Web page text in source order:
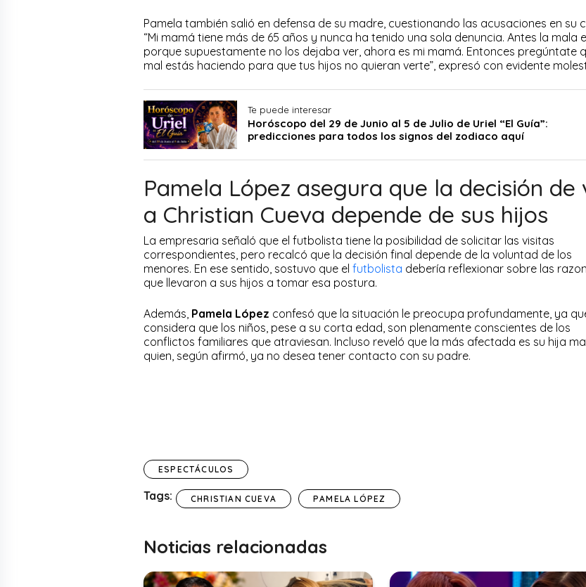
Pamela también salió en defensa de su madre, cuestionando las acusaciones en su
“Mi mamá tiene más de 65 años y nunca ha tenido una sola denuncia. Antes la mala
porque supuestamente no los dejaba ver, ahora es mi mamá. Entonces pregúntate
mal estás haciendo para que tus hijos no quieran verte”, expresó con evidente
Te puede interesar
Horóscopo del 29 de Junio al 5 de Julio de Uriel “El Guía”:
predicciones para todos los signos del zodiaco aquí
Pamela López asegura que la decisión de
a Christian Cueva depende de sus hijos
La empresaria señaló que el futbolista tiene la posibilidad de solicitar las visitas
correspondientes, pero recalcó que la decisión final depende de la voluntad de los
menores. En ese sentido, sostuvo que el futbolista debería reflexionar sobre las
que llevaron a sus hijos a tomar esa postura.
Además, Pamela López confesó que la situación le preocupa profundamente, ya
considera que los niños, pese a su corta edad, son plenamente conscientes de los
conflictos familiares que atraviesan. Incluso reveló que la más afectada es su hija
quien, según afirmó, ya no desea tener contacto con su padre.
ESPECTÁCULOS
Tags: CHRISTIAN CUEVA PAMELA LÓPEZ
Noticias relacionadas